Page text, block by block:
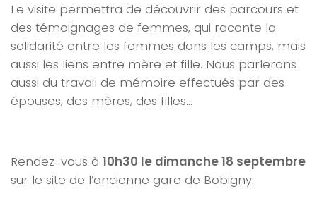
Le visite permettra de découvrir des parcours et
des témoignages de femmes, qui raconte la
solidarité entre les femmes dans les camps, mais
aussi les liens entre mère et fille. Nous parlerons
aussi du travail de mémoire effectués par des
épouses, des mères, des filles…
Rendez-vous à 10h30 le dimanche 18 septembre
sur le site de l’ancienne gare de Bobigny.